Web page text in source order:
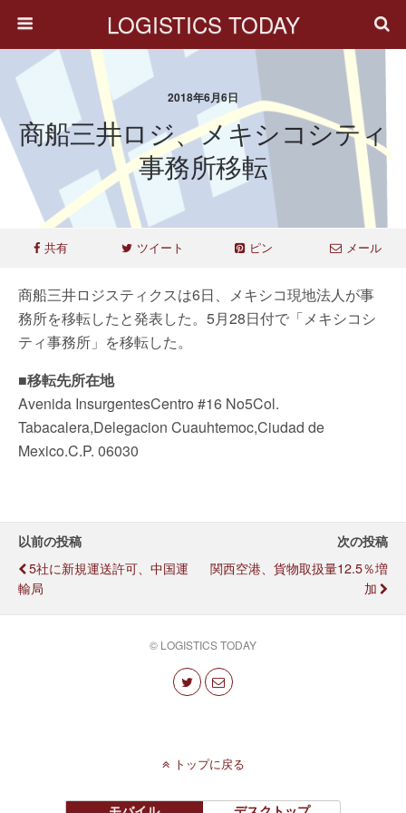
LOGISTICS TODAY
2018年6月6日
商船三井ロジ、メキシコシティ
事務所移転
共有 ツイート ピン メール
商船三井ロジスティクスは6日、メキシコ現地法人が事
務所を移転したと発表した。5月28日付で「メキシコシ
ティ事務所」を移転した。
■移転先所在地
Avenida InsurgentesCentro #16 No5Col.
Tabacalera,Delegacion Cuauhtemoc,Ciudad de
Mexico.C.P. 06030
以前の投稿
5社に新規運送許可、中国運
輸局
次の投稿
関西空港、貨物取扱量12.5％増
加
© LOGISTICS TODAY
トップに戻る